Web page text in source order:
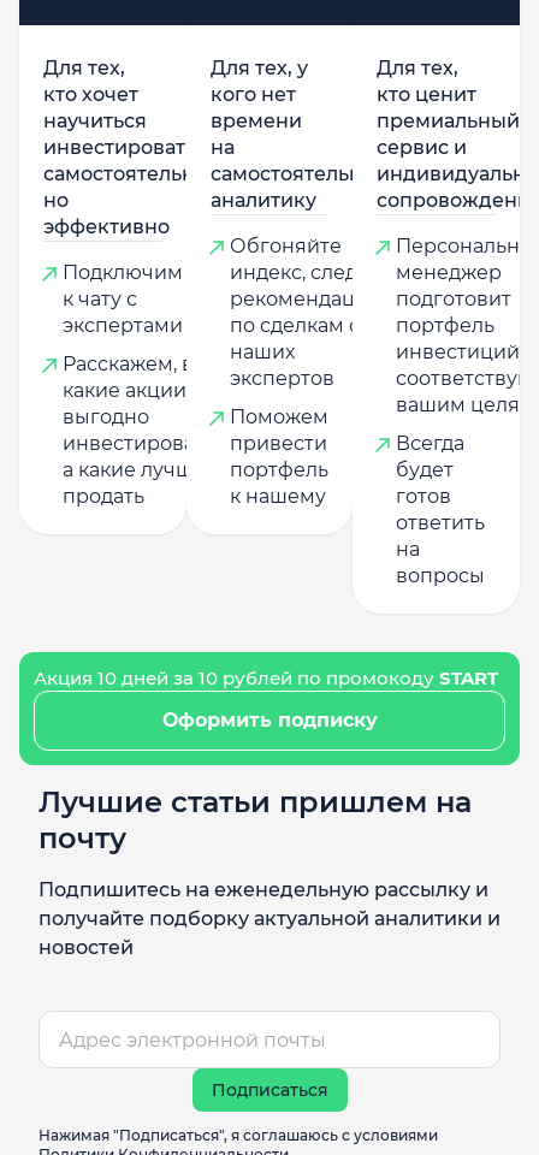
Для тех,
кто хочет
научиться
инвестировать
самостоятельно,
но
эффективно
Подключим
к чату с
экспертами
Расскажем, в
какие акции
выгодно
инвестировать,
а какие лучше
продать
Для тех, у
кого нет
времени
на
самостоятельную
аналитику
Обгоняйте
индекс, следуя
рекомендациям
по сделкам от
наших
экспертов
Поможем
привести
портфель
к нашему
Для тех,
кто ценит
премиальный
сервис и
менеджер
подготовит
портфель
инвестиций,
вашим целям
Всегда
будет
готов
ответить
на
вопросы
Акция 10 дней за 10 рублей по промокоду START
Оформить подписку
Лучшие статьи пришлем на
почту
Подпишитесь на еженедельную рассылку и
получайте подборку актуальной аналитики и
новостей
Подписаться
Нажимая "Подписаться", я соглашаюсь с условиями